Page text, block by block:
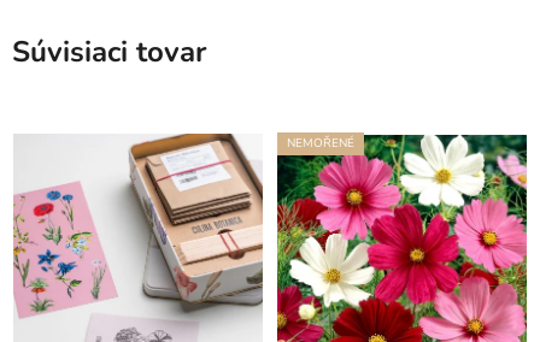
Súvisiaci tovar
NEMOŘENÉ